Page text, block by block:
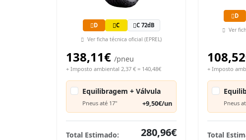
D C C 72dB
Ver ficha técnica oficial (EPREL)
138,11€ /pneu
+ Imposto ambiental 2,37 € = 140,48€
Equilibragem + Válvula
Pneus até 17" +9,50€/un
Total Estimado:
280,96€
D
Ver
+ Imposto
Pneus
Total